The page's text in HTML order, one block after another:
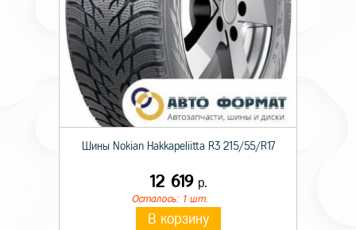
Шины Nokian Hakkapeliitta R3 215/55/R17
12 619р.
Осталось: 1 шт.
В корзину